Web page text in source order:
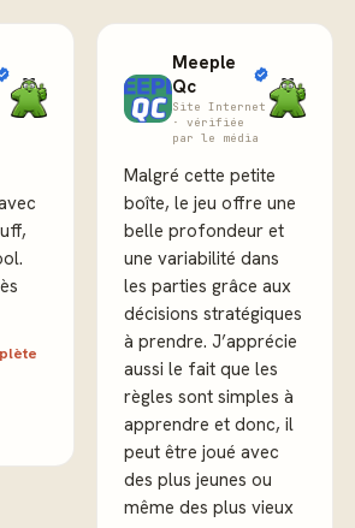
Meeple
Qc
Site Internet
· vérifiée
par le média
Malgré cette petite
boîte, le jeu offre une
belle profondeur et
une variabilité dans
les parties grâce aux
décisions stratégiques
à prendre. J’apprécie
aussi le fait que les
règles sont simples à
apprendre et donc, il
peut être joué avec
des plus jeunes ou
même des plus vieux